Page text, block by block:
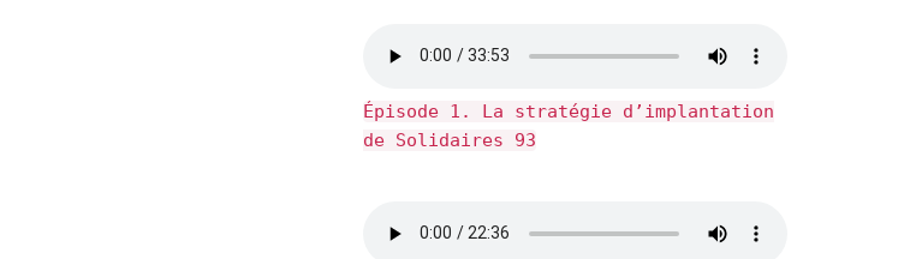
Épisode 1. La stratégie d’implantation
de Solidaires 93